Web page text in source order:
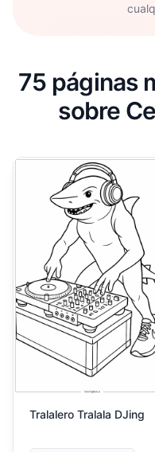
75 páginas
sobre
Tralalero Tralala DJing